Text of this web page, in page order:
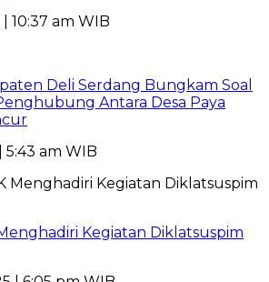
10:37 am WIB
Deli Serdang Bungkam Soal
Antara Desa Paya
am WIB
Kegiatan Diklatsuspim